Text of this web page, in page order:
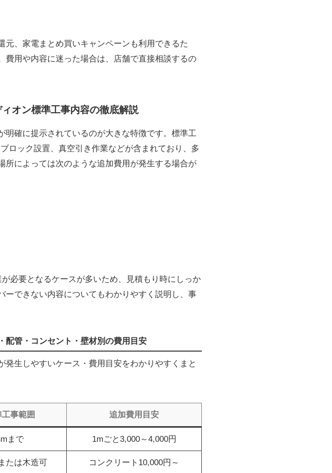
、家電まとめ買いキャンペーンも利用できるた
用や内容に迷った場合は、店舗で直接相談するの
オン標準工事内容の徹底解説
確に提示されているのが大きな特徴です。標準工
ロック設置、真空引き作業などが含まれており、多
所によっては次のような追加費用が発生する場合が
必要となるケースが多いため、見積もり時にしっか
ーできない内容についてもわかりやすく説明し、事
配管・コンセント・壁材別の費用目安
生しやすいケース・費用目安をわかりやすくまと
事範囲 追加費用目安
まで 1mごと3,000～4,000円
たは木造可 コンクリート10,000円～